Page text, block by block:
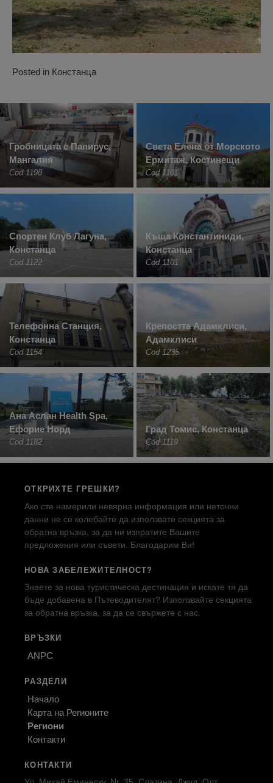
Posted in Констанца
Гробницата с Папирус,
Мангалия
Cod 1198
Света Елена от Морското
Ермитаж, Костинещи
Cod 1181
Спортен Клуб Лагуна,
Констанца
Cod 1122
Къща Константиниди,
Констанца
Cod 1101
Телефонна Станция,
Констанца
Cod 1154
Крепостта Адамклиси,
Адамклиси
Cod 1235
Ана Аслан Health Spa,
Ефорие Норд
Cod 1182
Град Томис, Констанца
Cod 1119
ОТКРИХТЕ ГРЕШКИ?
Ако сте намерили невярна информация или неточни
данни не се колебайте да използвате секцията за
обратна връзка, за да ни изпратите Вашите
предложения или съвети. Благодарим Ви!
НОВА ЗАБЕЛЕЖИТЕЛНОСТ?
Знаете за нова туристическа дестинация и искате тя да
бъде добавена в Пътеводителят? Използвайте секцията
за обратна връзка, за да се свържете с нас.
ВРЪЗКИ
ANPC
РАЗДЕЛИ
Начало
Карта на Регионите
Региони
Контакти
КОНТАКТИ